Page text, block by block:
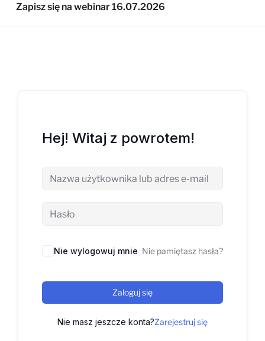
Zapisz się na webinar 16.07.2026
Hej! Witaj z powrotem!
Nie wylogowuj mnie Nie pamiętasz hasła?
Zaloguj się
Nie masz jeszcze konta?Zarejestruj się